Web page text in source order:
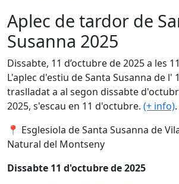
Aplec de tardor de
Susanna 2025
Dissabte, 11 d’octubre de 2025 a les
L'aplec d'estiu de Santa Susanna de l'
traslladat a al segon dissabte
2025, s'escau en 11 d'octubre. (+ info).
📍 Esglesiola de Santa Susanna de
Natural del Montseny
Dissabte 11 d'octubre de 2025